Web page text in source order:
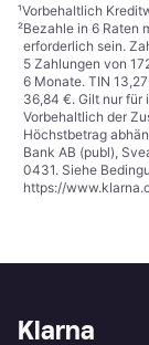
¹Vorbehaltlich
²Bezahle in 6 Raten
erforderlich sein.
5 Zahlungen von
6 Monate. TIN
36,84 €. Gilt nur für
Vorbehaltlich der
Höchstbetrag
Bank AB (publ),
0431. Siehe
https://
Klarna